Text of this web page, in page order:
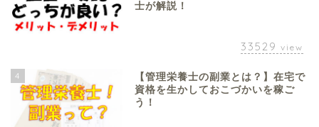
士が解説！
33529 view
4
【管理栄養士の副業とは？】在宅で
資格を生かしておこづかいを稼ご
う！